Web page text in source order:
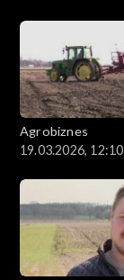
Agrobiznes
19.03.2026, 12:10